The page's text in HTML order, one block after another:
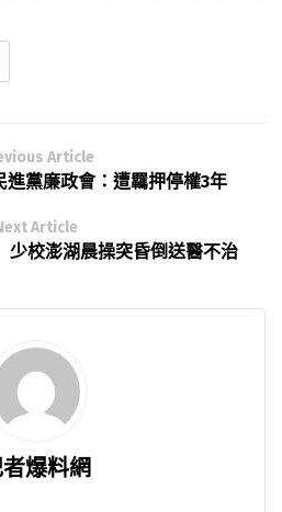
Article
進黨廉政會：遭羈押停權3年
Article
校澎湖晨操突昏倒送醫不治
爆料網